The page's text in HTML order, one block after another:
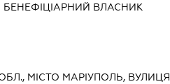
БЕНЕФІЦІАРНИЙ ВЛАСНИК
МІСТО МАРІУПОЛЬ, ВУЛИЦЯ